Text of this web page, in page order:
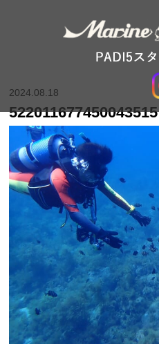
2024.08.18
522011677450043515